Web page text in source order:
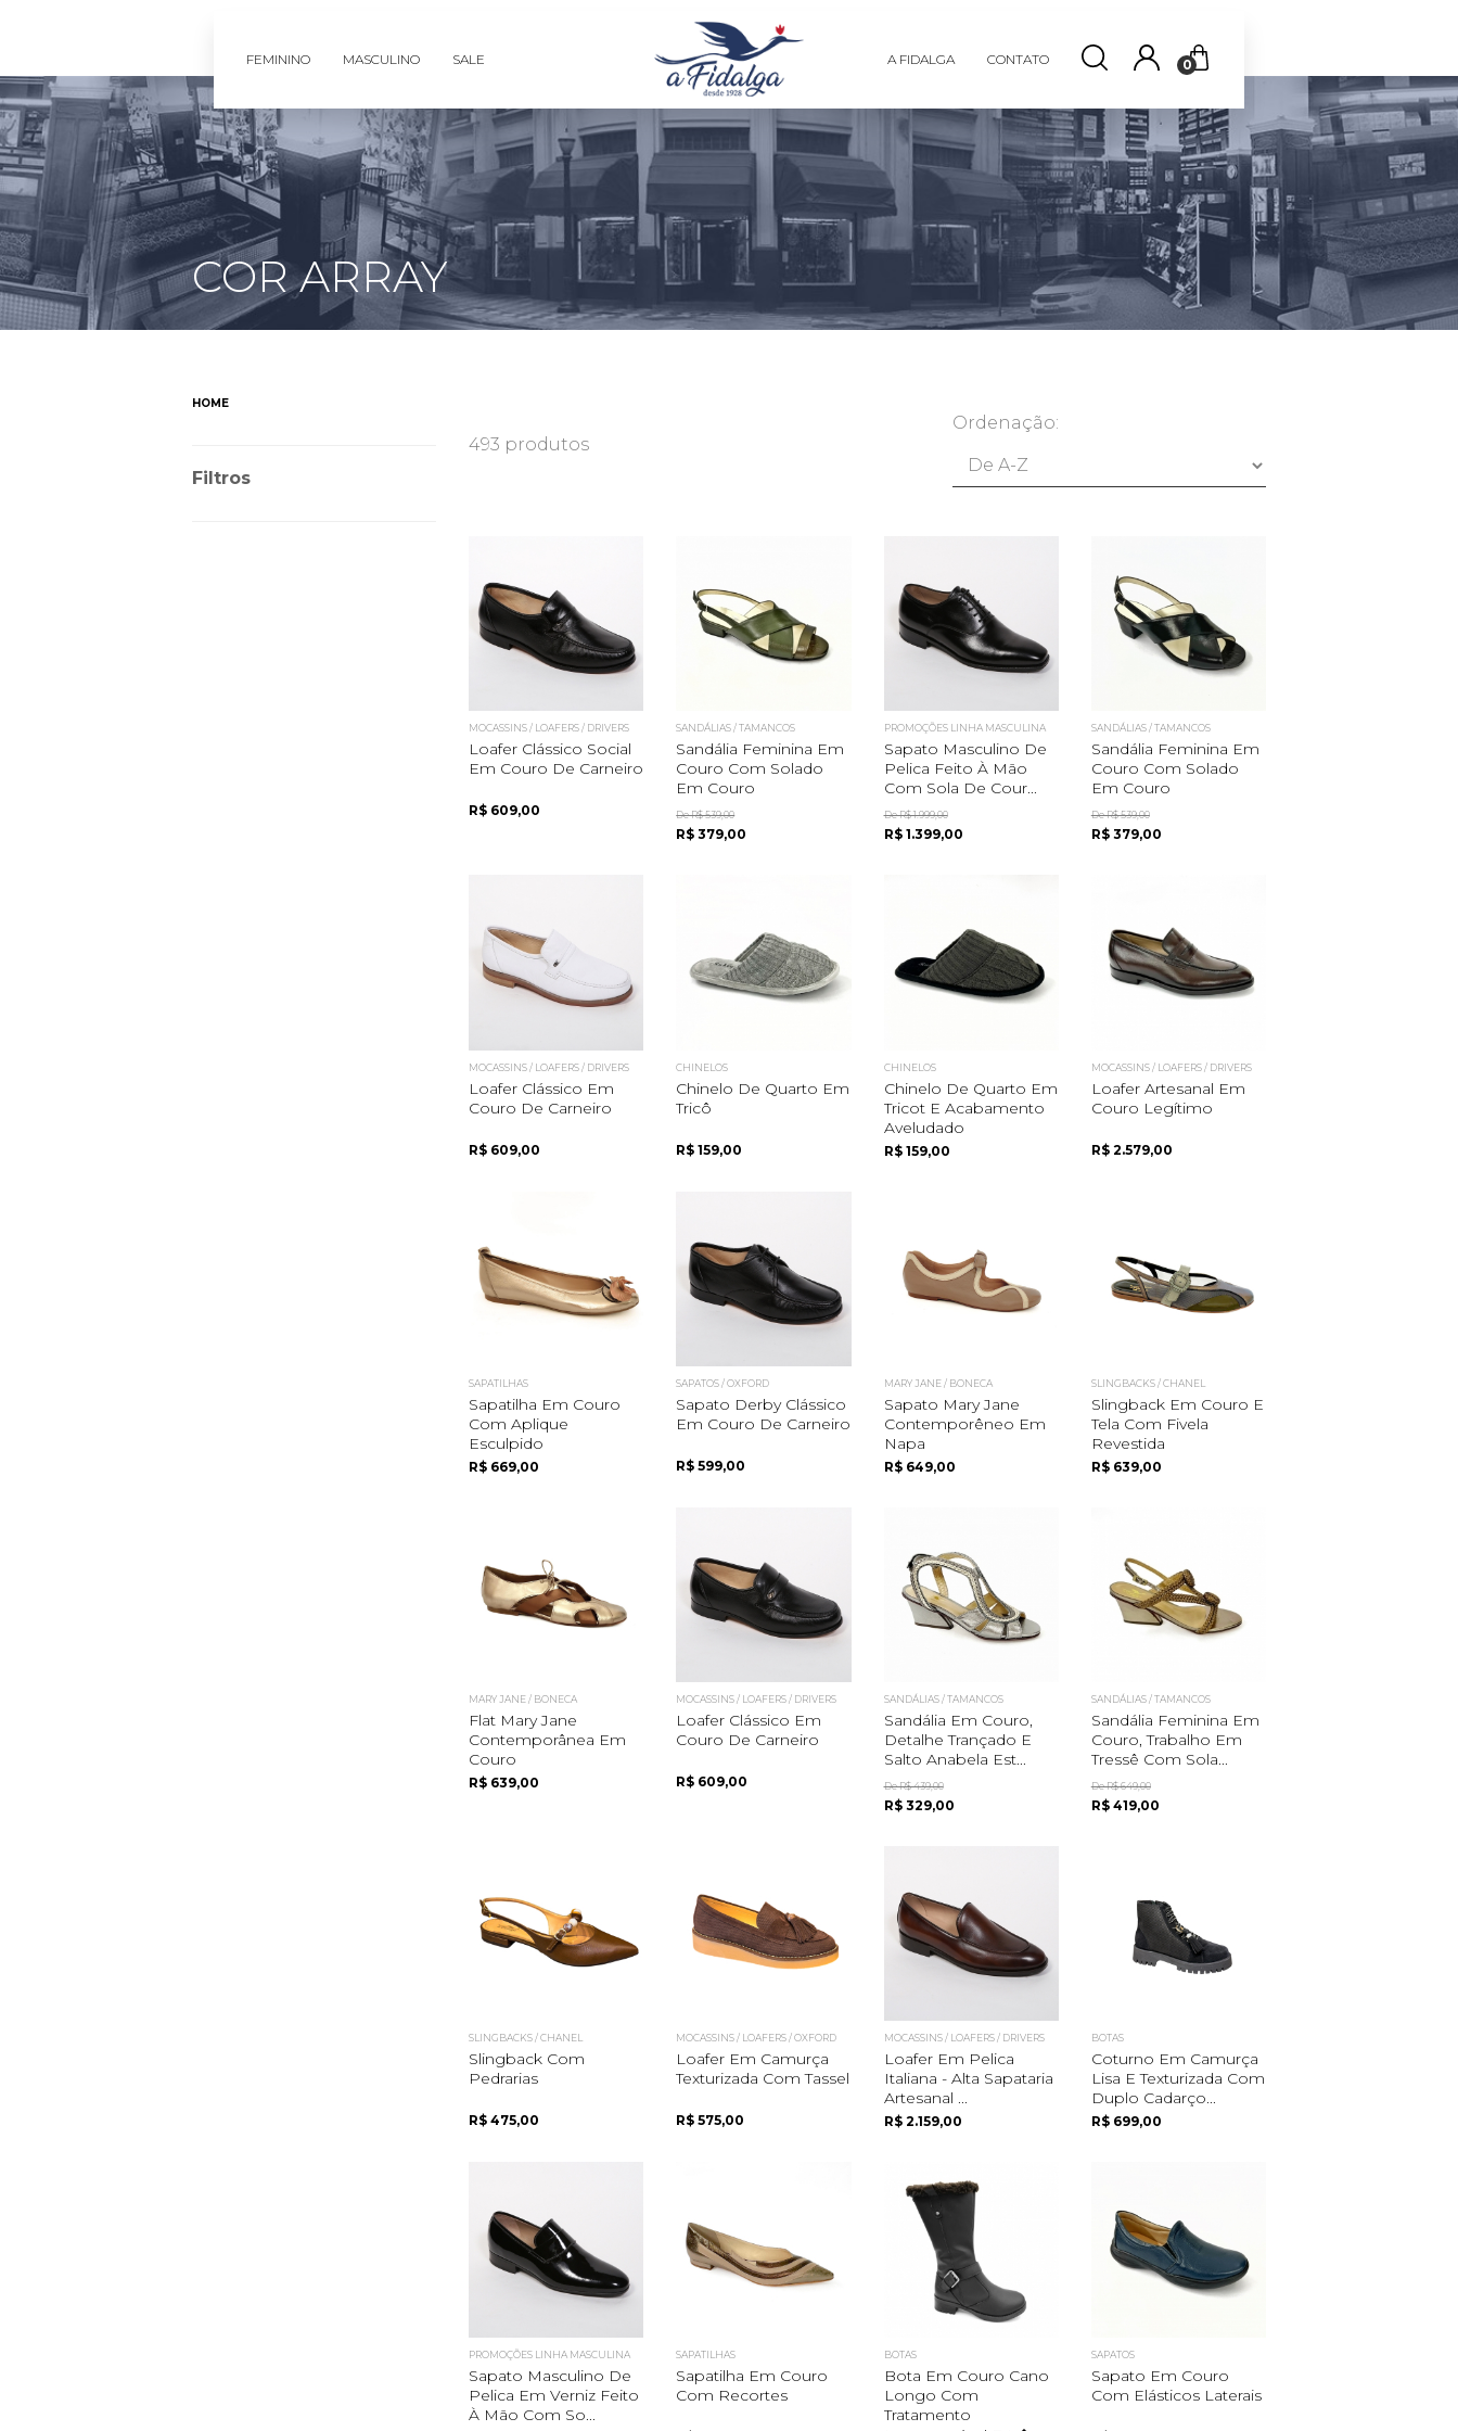
0
FEMININO MASCULINO SALE A FIDALGA CONTATO
COR ARRAY
HOME
493 produtos
Ordenação:
MOCASSINS / LOAFERS / DRIVERS
Loafer Clássico Social
Em Couro De Carneiro
R$ 609,00
SANDÁLIAS / TAMANCOS
Sandália Feminina Em
Couro Com Solado
Em Couro
De R$ 539,00
R$ 379,00
PROMOÇÕES LINHA MASCULINA
Sapato Masculino De
Pelica Feito À Mão
Com Sola De Cour...
De R$ 1.999,00
R$ 1.399,00
SANDÁLIAS / TAMANCOS
Sandália Feminina Em
Couro Com Solado
Em Couro
De R$ 539,00
R$ 379,00
MOCASSINS / LOAFERS / DRIVERS
Loafer Clássico Em
Couro De Carneiro
R$ 609,00
CHINELOS
Chinelo De Quarto Em
Tricô
R$ 159,00
CHINELOS
Chinelo De Quarto Em
Tricot E Acabamento
Aveludado
R$ 159,00
MOCASSINS / LOAFERS / DRIVERS
Loafer Artesanal Em
Couro Legítimo
R$ 2.579,00
SAPATILHAS
Sapatilha Em Couro
Com Aplique
Esculpido
R$ 669,00
SAPATOS / OXFORD
Sapato Derby Clássico
Em Couro De Carneiro
R$ 599,00
MARY JANE / BONECA
Sapato Mary Jane
Contemporêneo Em
Napa
R$ 649,00
SLINGBACKS / CHANEL
Slingback Em Couro E
Tela Com Fivela
Revestida
R$ 639,00
MARY JANE / BONECA
Flat Mary Jane
Contemporânea Em
Couro
R$ 639,00
MOCASSINS / LOAFERS / DRIVERS
Loafer Clássico Em
Couro De Carneiro
R$ 609,00
SANDÁLIAS / TAMANCOS
Sandália Em Couro,
Detalhe Trançado E
Salto Anabela Est...
De R$ 439,00
R$ 329,00
SANDÁLIAS / TAMANCOS
Sandália Feminina Em
Couro, Trabalho Em
Tressê Com Sola...
De R$ 649,00
R$ 419,00
SLINGBACKS / CHANEL
Slingback Com
Pedrarias
R$ 475,00
MOCASSINS / LOAFERS / OXFORD
Loafer Em Camurça
Texturizada Com Tassel
R$ 575,00
MOCASSINS / LOAFERS / DRIVERS
Loafer Em Pelica
Italiana - Alta Sapataria
Artesanal ...
R$ 2.159,00
BOTAS
Coturno Em Camurça
Lisa E Texturizada Com
Duplo Cadarço...
R$ 699,00
PROMOÇÕES LINHA MASCULINA
Sapato Masculino De
Pelica Em Verniz Feito
À Mão Com So...
SAPATILHAS
Sapatilha Em Couro
Com Recortes
BOTAS
Bota Em Couro Cano
Longo Com
Tratamento
SAPATOS
Sapato Em Couro
Com Elásticos Laterais
Filtros